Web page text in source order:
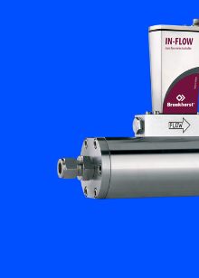
Bronkhorst
Neem contact op